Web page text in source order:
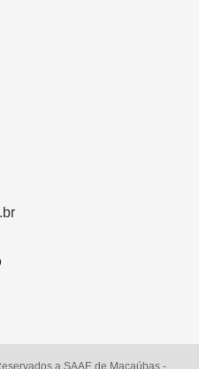
a SAAE de Macaúbas -